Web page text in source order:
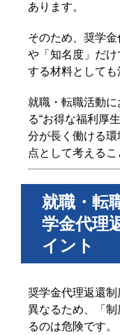
あります。
そのため、奨学金
や「知名度」だ
する材料としても
就職・転職活動
る“お得な福利厚
分が長く働ける
点として考えるこ
就職・転
学金代理
イント
奨学金代理返還制
異なるため、「
るのは危険です。